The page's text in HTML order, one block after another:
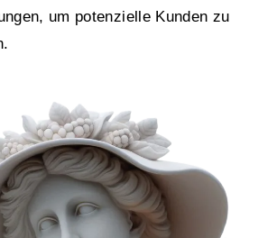
um potenzielle Kunden zu